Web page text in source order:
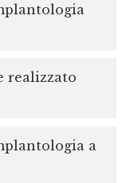
realizzato
a